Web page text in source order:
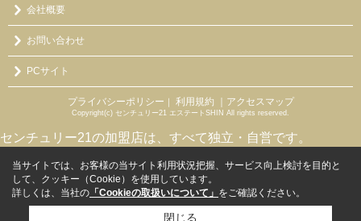
会社概要
お問い合わせ
PCサイト
プライバシーポリシー ｜ 利用規約 ｜アクセスマップ
Copyright(c) センチュリー21 エステートSHIN All rights reserved.
センチュリー21の加盟店は、すべて独立・自営です。
当サイトでは、お客様の当サイト利用状況把握、サービス向上検討を目的と
して、クッキー（Cookie）を使用しています。
詳しくは、当社の 「Cookieの取扱いについて」 をご確認ください。
閉じる